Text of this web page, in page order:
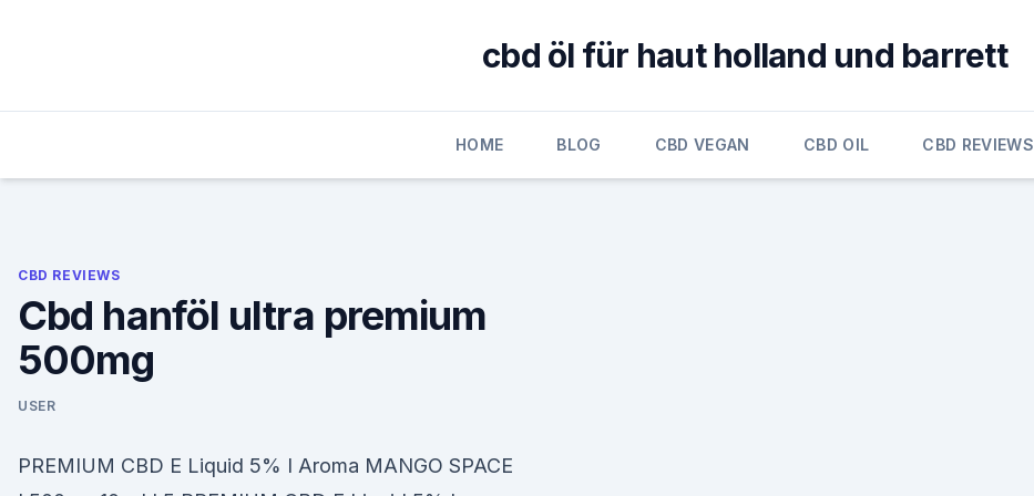
cbd öl für haut holland und barrett
HOME BLOG CBD VEGAN CBD OIL CBD REVIEWS
CBD REVIEWS
Cbd hanföl ultra premium
500mg
USER
PREMIUM CBD E Liquid 5% I Aroma MANGO SPACE